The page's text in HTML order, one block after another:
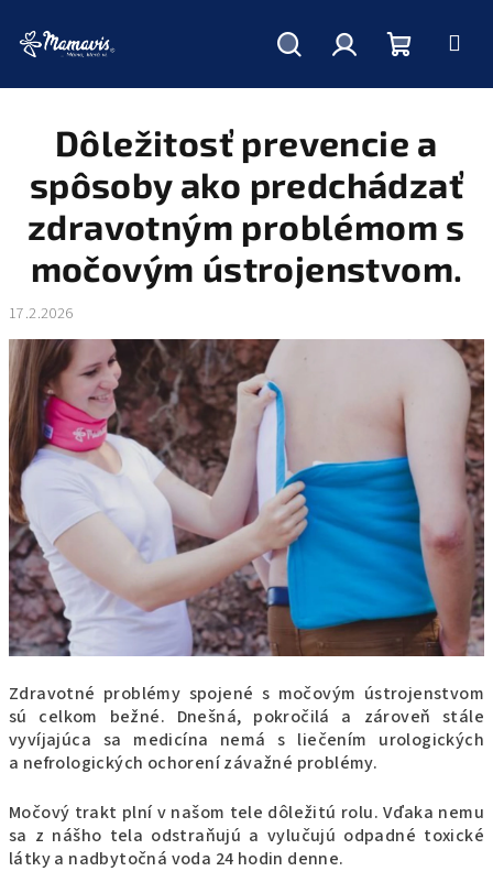
košík
Dôležitosť prevencie a
spôsoby ako predchádzať
zdravotným problémom s
močovým ústrojenstvom.
17.2.2026
Zdravotné problémy spojené s močovým ústrojenstvom
sú celkom bežné. Dnešná, pokročilá a zároveň stále
vyvíjajúca sa medicína nemá s liečením urologických
a nefrologických ochorení závažné problémy.
Močový trakt plní v našom tele dôležitú rolu. Vďaka nemu
sa z nášho tela odstraňujú a vylučujú odpadné toxické
látky a nadbytočná voda 24 hodin denne.